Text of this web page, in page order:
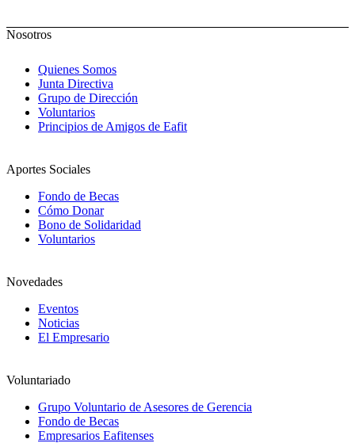
Nosotros
Quienes Somos
Junta Directiva
Grupo de Dirección
Voluntarios
Principios de Amigos de Eafit
Aportes Sociales
Fondo de Becas
Cómo Donar
Bono de Solidaridad
Voluntarios
Novedades
Eventos
Noticias
El Empresario
Voluntariado
Grupo Voluntario de Asesores de Gerencia
Fondo de Becas
Empresarios Eafitenses